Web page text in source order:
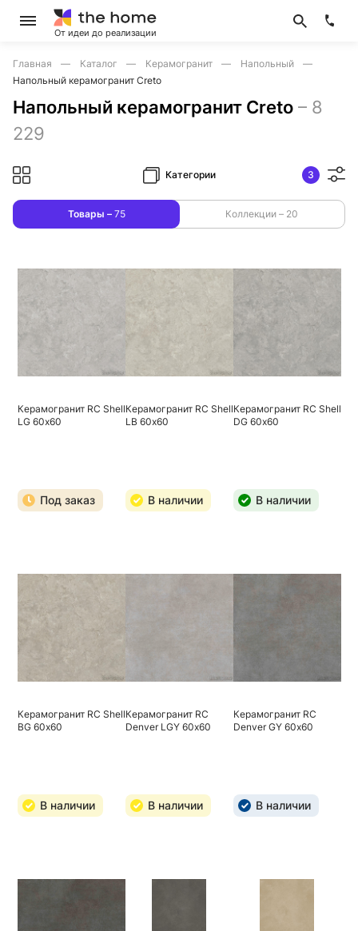
От идеи до реализации
Главная Каталог Керамогранит
Напольный
Напольный керамогранит Creto
Напольный керамогранит Creto – 8
229
Категории 3
Товары – 75 Коллекции – 20
Керамогранит RC Shell
LG 60х60
Под заказ
Керамогранит RC Shell
LB 60х60
В наличии
Керамогранит RC Shell
DG 60х60
В наличии
Керамогранит RC Shell
BG 60х60
В наличии
Керамогранит RC
Denver LGY 60х60
В наличии
Керамогранит RC
Denver GY 60х60
В наличии